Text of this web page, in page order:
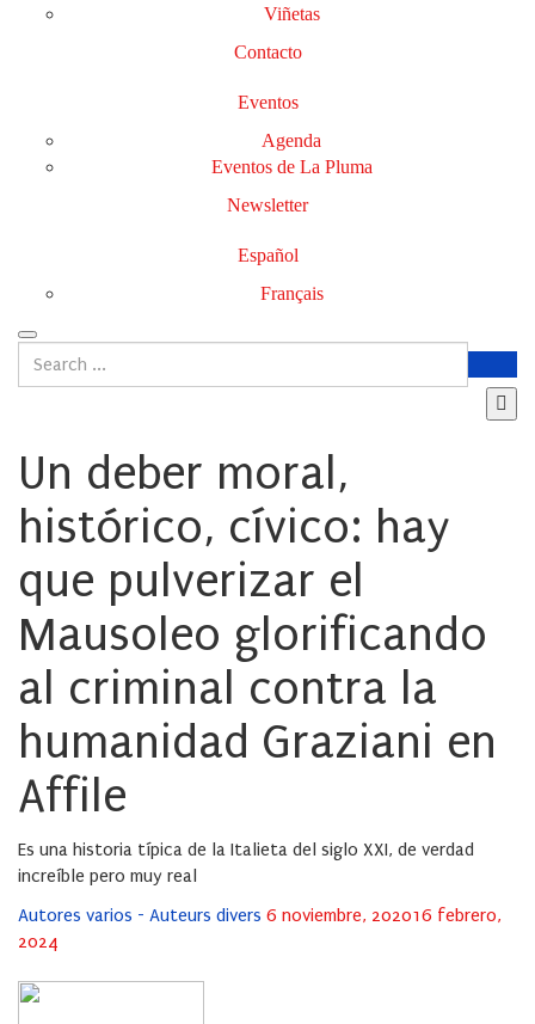
Viñetas
Contacto
Eventos
Agenda
Eventos de La Pluma
Newsletter
Español
Français
Un deber moral,
histórico, cívico: hay
que pulverizar el
Mausoleo glorificando
al criminal contra la
humanidad Graziani en
Affile
Es una historia típica de la Italieta del siglo XXI, de verdad
increíble pero muy real
Autores varios - Auteurs divers Posted
6 noviembre, 202016 febrero,
2024